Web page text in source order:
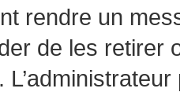
rendre un
de les retirer